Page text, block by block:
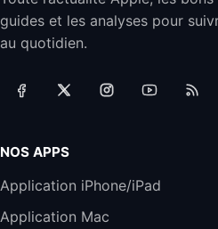
Jabra Biz 2300 -
auriculaire Quick
Filaire avec
Téléphones de Bureau
Harman Kardon
289,47€
guides et les analyses pour
au quotidien.
NOS APPS
Application iPhone/iPad
Application Mac